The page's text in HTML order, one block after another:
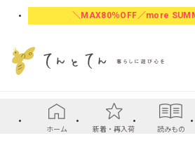
＼MAX80％OFF／more
ホーム 新着・再入荷 読みもの